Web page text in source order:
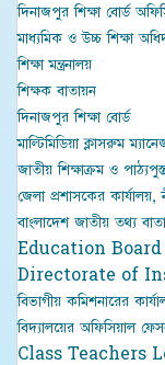
দিনাজপুর শিক্ষা বোর্ড
মাধ্যমিক ও উচ্চ শিক্ষা
শিক্ষা মন্ত্রনালয়
শিক্ষক বাতায়ন
দিনাজপুর শিক্ষা বোর্ড
মাল্টিমিডিয়া ক্লাসরুম
জাতীয় শিক্ষাক্রম ও
জেলা প্রশাসকের কার্যালয়,
বাংলাদেশ জাতীয় তথ্য
Education
Directorate of
বিভাগীয় কমিশনারের
বিদ্যালয়ের অফিসিয়াল
Class Teachers